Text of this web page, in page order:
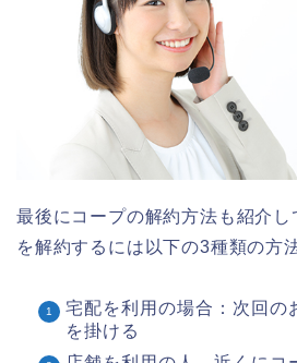
最後にコープの解約方法も紹介
を解約するには以下の3種類の方
宅配を利用の場合：次回の
を掛ける